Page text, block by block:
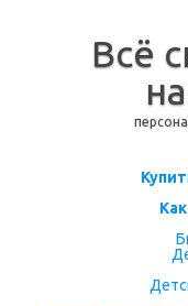
Всё